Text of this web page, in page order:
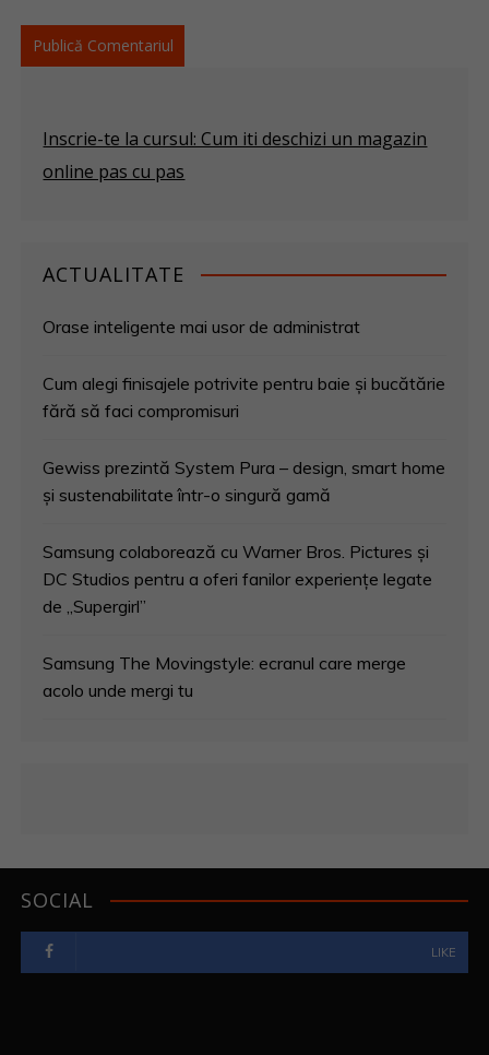
Inscrie-te la cursul: Cum iti deschizi un magazin
online pas cu pas
ACTUALITATE
Orase inteligente mai usor de administrat
Cum alegi finisajele potrivite pentru baie și bucătărie
fără să faci compromisuri
Gewiss prezintă System Pura – design, smart home
și sustenabilitate într-o singură gamă
Samsung colaborează cu Warner Bros. Pictures și
DC Studios pentru a oferi fanilor experiențe legate
de „Supergirl”
Samsung The Movingstyle: ecranul care merge
acolo unde mergi tu
SOCIAL
LIKE